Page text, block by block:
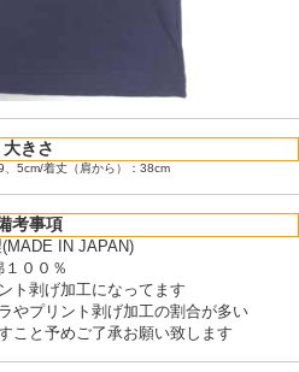
大きさ
5cm/着丈（肩から）：38cm
考事項
(MADE IN JAPAN)
１００％
ト剥げ加工になってます
やプリント剥げ加工の割合が多い
こと予めご了承お願い致します